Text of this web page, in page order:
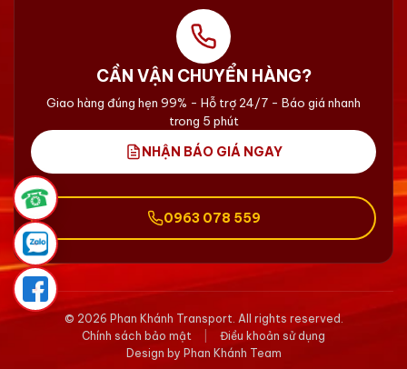
CẦN VẬN CHUYỂN HÀNG?
Giao hàng đúng hẹn 99% - Hỗ trợ 24/7 - Báo giá nhanh
trong 5 phút
NHẬN BÁO GIÁ NGAY
0963 078 559
© 2026 Phan Khánh Transport. All rights reserved.
Chính sách bảo mật
Điều khoản sử dụng
Design by Phan Khánh Team
☎